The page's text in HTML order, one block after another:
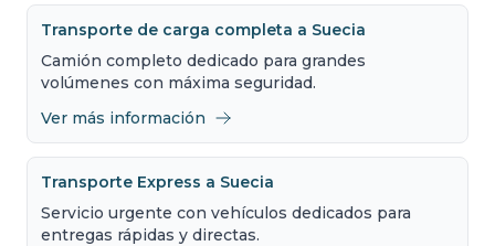
Transporte de carga completa a Suecia
Camión completo dedicado para grandes
volúmenes con máxima seguridad.
Ver más información
Transporte Express a Suecia
Servicio urgente con vehículos dedicados para
entregas rápidas y directas.